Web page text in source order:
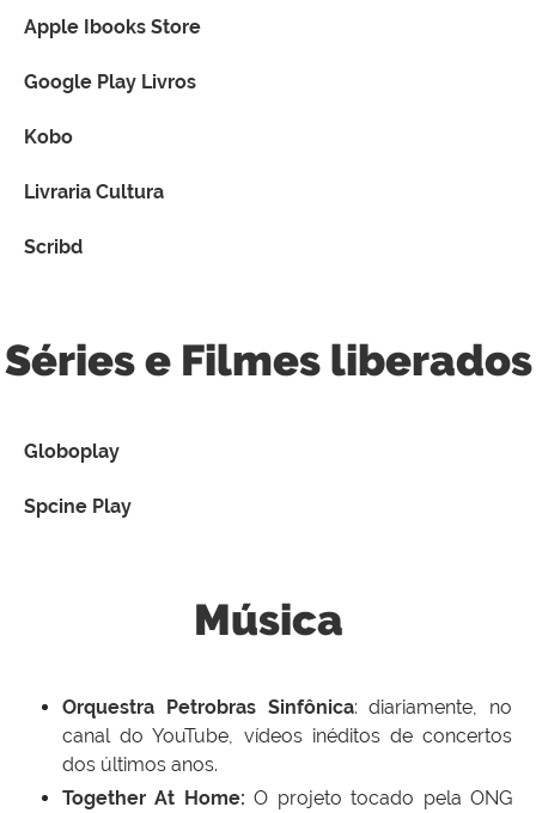
Apple Ibooks Store
Google Play Livros
Kobo
Livraria Cultura
Scribd
Séries e Filmes liberados
Globoplay
Spcine Play
Música
Orquestra Petrobras Sinfônica: diariamente, no
canal do YouTube, vídeos inéditos de concertos
dos últimos anos.
Together At Home: O projeto tocado pela ONG